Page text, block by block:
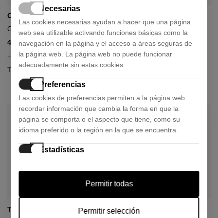
Calvin Klein
Gorra seasonal logo denim
40,41 € 44,90 € - 10%
+ 1 color
Talla:
Gorra de béisbol con logo
35,91 € 39,90 €
+ 3 colores
Talla:
Tommy Hilfiger Tommy Hilfiger
Necesarias
Las cookies necesarias ayudan a hacer que una página
web sea utilizable activando funciones básicas como la
navegación en la página y el acceso a áreas seguras de
la página web. La página web no puede funcionar
adecuadamente sin estas cookies.
Preferencias
Las cookies de preferencias permiten a la página web
recordar información que cambia la forma en que la
página se comporta o el aspecto que tiene, como su
idioma preferido o la región en la que se encuentra.
Estadísticas
páginas web a comprender cómo interactúan los
visitantes con las páginas web reuniendo y
proporcionando información de forma anónima.
Permitir todas
Permitir selección